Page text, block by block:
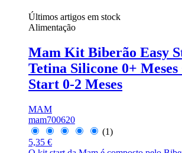
Últimos artigos em stock
Alimentação
Mam Kit Biberão Easy
Tetina Silicone 0+
Start 0-2 Meses
MAM
mam700620
(1)
5,35 €